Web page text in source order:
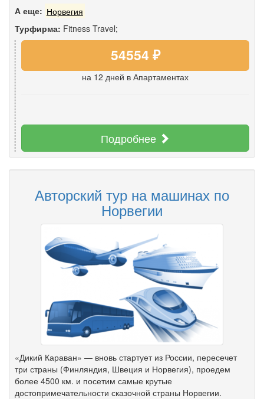
А еще: Норвегия
Турфирма: Fitness Travel;
54554 ₽
на 12 дней в Апартаментах
Подробнее
Авторский тур на машинах по
Норвегии
«Дикий Караван» — вновь стартует из России, пересечет
три страны (Финляндия, Швеция и Норвегия), проедем
более 4500 км. и посетим самые крутые
достопримечательности сказочной страны Норвегии.